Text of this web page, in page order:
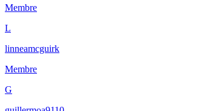
Membre
L
linneamcguirk
Membre
G